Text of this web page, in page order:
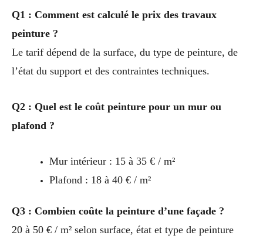
Q1 : Comment est calculé le prix des travaux
peinture ?
Le tarif dépend de la surface, du type de peinture, de
l’état du support et des contraintes techniques.
Q2 : Quel est le coût peinture pour un mur ou
plafond ?
Mur intérieur : 15 à 35 € / m²
Plafond : 18 à 40 € / m²
Q3 : Combien coûte la peinture d’une façade ?
20 à 50 € / m² selon surface, état et type de peinture